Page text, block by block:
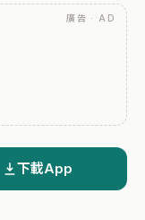
廣告 · AD
下載App